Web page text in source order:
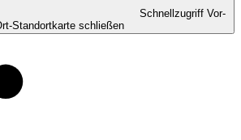
Schnellzugriff Vor-
Standortkarte schließen